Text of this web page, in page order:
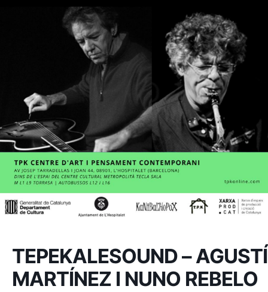
TEPEKALESOUND – AGUSTÍ
MARTÍNEZ I NUNO REBELO